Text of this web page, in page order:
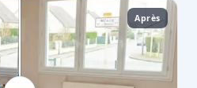
Après